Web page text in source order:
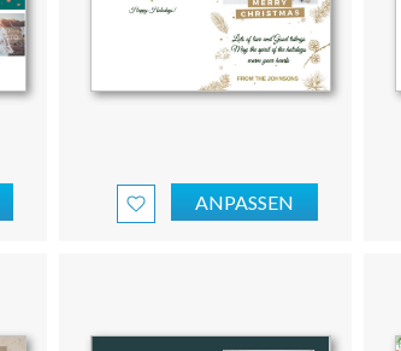
ANPASSEN